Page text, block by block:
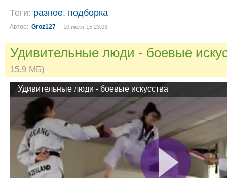
Теги: разное, подборка
Автор: Groz127 10 июля´15 23:03
Удивительные люди - боевые
15.9 МБ)
Удивительные люди - боевые искусства